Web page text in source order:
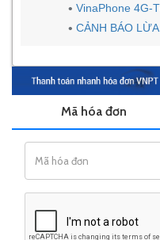
VinaPhone
CẢNH BÁO